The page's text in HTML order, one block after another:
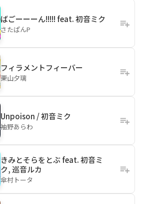
ばごーーーん!!!!! feat. 初音ミク
さたぱんP
フィラメントフィーバー
栗山夕璃
Unpoison / 初音ミク
袖野あらわ
きみとそらをとぶ feat. 初音ミ
ク, 巡音ルカ
傘村トータ